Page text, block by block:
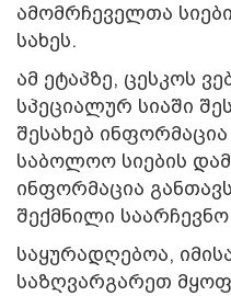
ამომრჩეველთა
სახეს.
ამ ეტაპზე, ცესკოს
სპეციალურ სიაში
შესახებ
საბოლოო სიების
ინფორმაცია
შექმნილი
საყურადღებოა,
საზღვარგარეთ